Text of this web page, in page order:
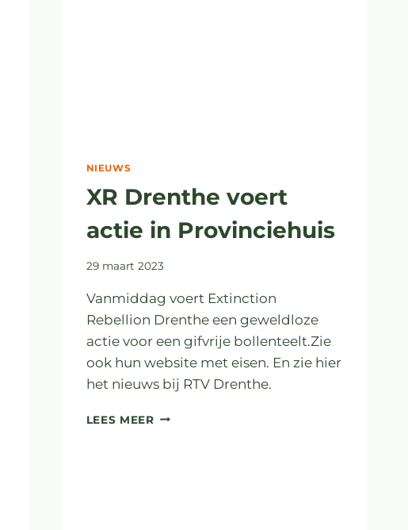
NIEUWS
XR Drenthe voert
actie in Provinciehuis
29 maart 2023
Vanmiddag voert Extinction
Rebellion Drenthe een geweldloze
actie voor een gifvrije bollenteelt.Zie
ook hun website met eisen. En zie hier
het nieuws bij RTV Drenthe.
LEES MEERXR